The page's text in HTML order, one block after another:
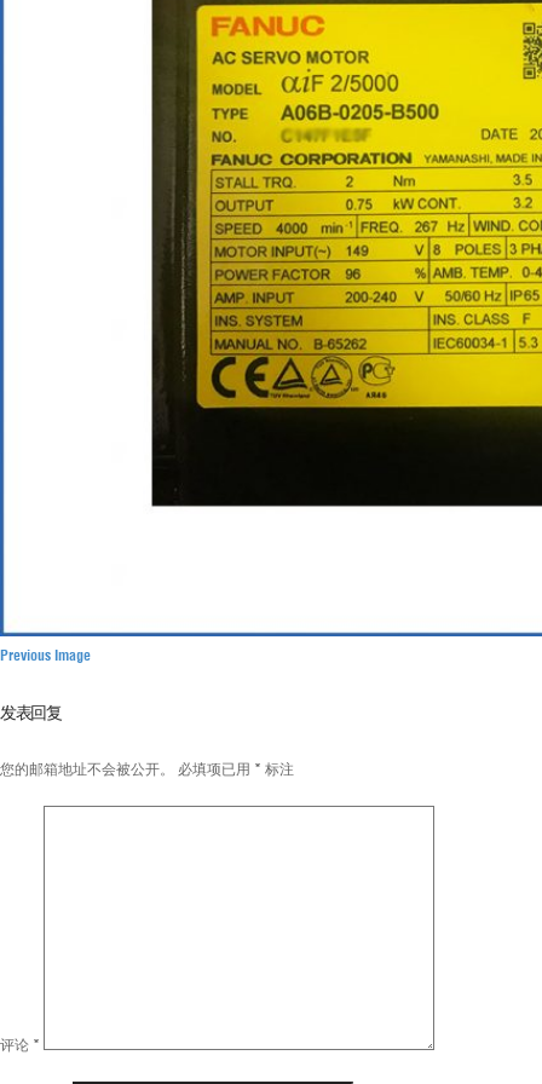
Previous Image
发表回复
您的邮箱地址不会被公开。 必填项已用 * 标注
评论 *